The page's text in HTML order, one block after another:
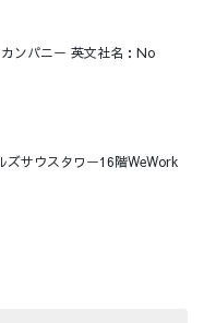
ンパニー 英文社名：No
ズサウスタワー16階WeWork